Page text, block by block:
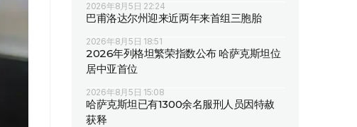
2026年8月5日 22:24
巴甫洛达尔州迎来近两年来首组三胞胎
2026年8月5日 18:51
2026年列格坦繁荣指数公布 哈萨克斯坦位
居中亚首位
2026年8月5日 15:08
哈萨克斯坦已有1300余名服刑人员因特赦
获释